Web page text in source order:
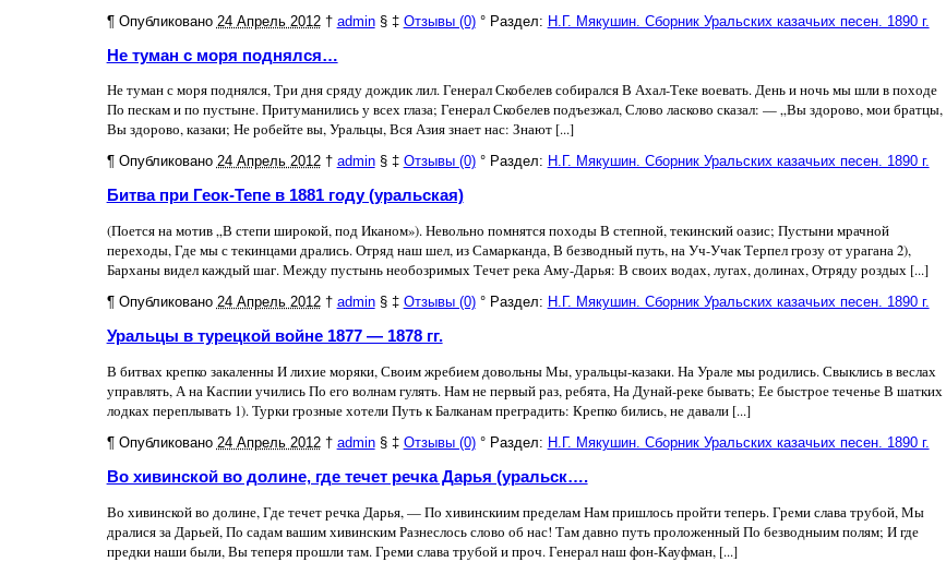
¶ Опубликовано 24 Апрель 2012 † admin § ‡ Отзывы (0) ° Раздел: Н.Г. Мякушин. Сборник Уральских казачьих песен. 1890 г.
Не туман с моря поднялся…
Не туман с моря поднялся, Три дня сряду дождик лил. Генерал Скобелев собирался В Ахал-Теке воевать. День и ночь мы шли в походе
По пескам и по пустыне. Притуманились у всех глаза; Генерал Скобелев подъезжал, Слово ласково сказал: — „Вы здорово, мои братцы,
Вы здорово, казаки; Не робейте вы, Уральцы, Вся Азия знает нас: Знают [...]
¶ Опубликовано 24 Апрель 2012 † admin § ‡ Отзывы (0) ° Раздел: Н.Г. Мякушин. Сборник Уральских казачьих песен. 1890 г.
Битва при Геок-Тепе в 1881 году (уральская)
(Поется на мотив „В степи широкой, под Иканом»). Невольно помнятся походы В степной, текинский оазис; Пустыни мрачной
переходы, Где мы с текинцами дрались. Отряд наш шел, из Самарканда, В безводный путь, на Уч-Учак Терпел грозу от урагана 2),
Барханы видел каждый шаг. Между пустынь необозримых Течет река Аму-Дарья: В своих водах, лугах, долинах, Отряду роздых [...]
¶ Опубликовано 24 Апрель 2012 † admin § ‡ Отзывы (0) ° Раздел: Н.Г. Мякушин. Сборник Уральских казачьих песен. 1890 г.
Уральцы в турецкой войне 1877 — 1878 гг.
В битвах крепко закаленны И лихие моряки, Своим жребием довольны Мы, уральцы-казаки. На Урале мы родились. Свыклись в веслах
управлять, А на Каспии учились По его волнам гулять. Нам не первый раз, ребята, На Дунай-реке бывать; Ее быстрое теченье В шатких
лодках переплывать 1). Турки грозные хотели Путь к Балканам преградить: Крепко бились, не давали [...]
¶ Опубликовано 24 Апрель 2012 † admin § ‡ Отзывы (0) ° Раздел: Н.Г. Мякушин. Сборник Уральских казачьих песен. 1890 г.
Во хивинской во долине, где течет речка Дарья (уральск….
Во хивинской во долине, Где течет речка Дарья, — По хивинскиим пределам Нам пришлось пройти теперь. Греми слава трубой, Мы
дралися за Дарьей, По садам вашим хивинским Разнеслось слово об нас! Там давно путь проложенный По безводныим полям; И где
предки наши были, Вы теперя прошли там. Греми слава трубой и проч. Генерал наш фон-Кауфман, [...]